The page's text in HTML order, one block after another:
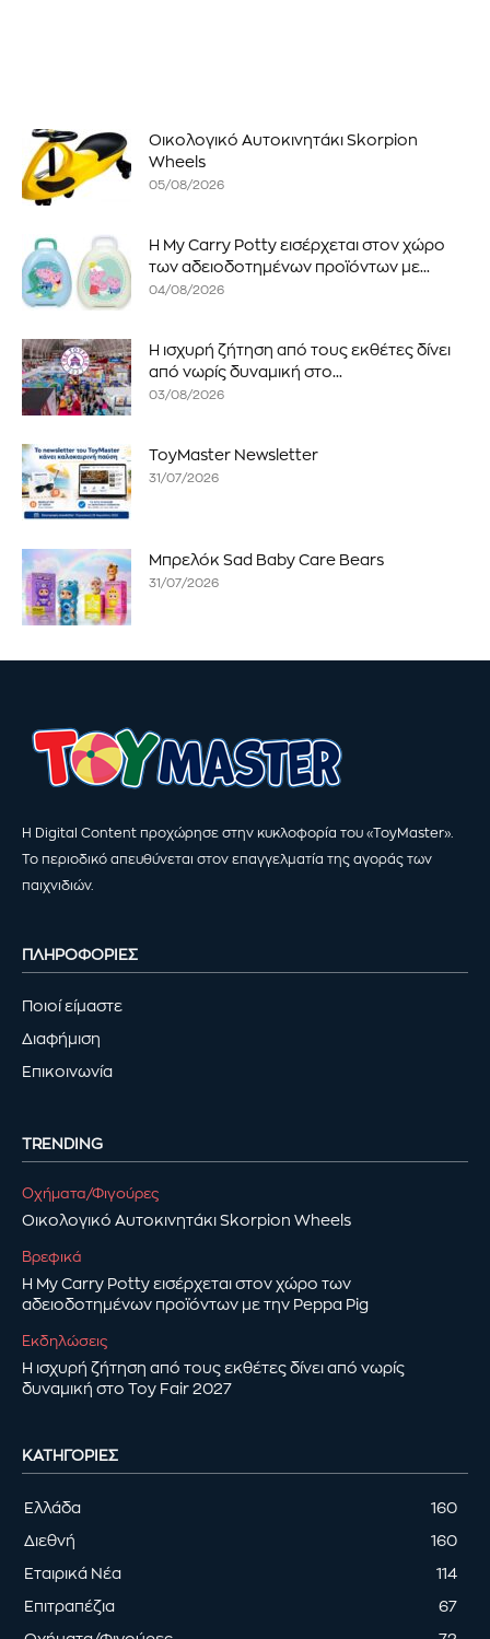
Οικολογικό Αυτοκινητάκι Skorpion
Wheels
05/08/2026
Η My Carry Potty εισέρχεται στον χώρο
των αδειοδοτημένων προϊόντων με...
04/08/2026
Η ισχυρή ζήτηση από τους εκθέτες δίνει
από νωρίς δυναμική στο...
03/08/2026
ToyMaster Newsletter
31/07/2026
Μπρελόκ Sad Baby Care Bears
31/07/2026
Η Digital Content προχώρησε στην κυκλοφορία του «ToyMaster».
Το περιοδικό απευθύνεται στον επαγγελματία της αγοράς των
παιχνιδιών.
ΠΛΗΡΟΦΟΡΙΕΣ
Ποιοί είμαστε
Διαφήμιση
Επικοινωνία
TRENDING
Οχήματα/Φιγούρες
Οικολογικό Αυτοκινητάκι Skorpion Wheels
Βρεφικά
Η My Carry Potty εισέρχεται στον χώρο των
αδειοδοτημένων προϊόντων με την Peppa Pig
Εκδηλώσεις
Η ισχυρή ζήτηση από τους εκθέτες δίνει από νωρίς
δυναμική στο Toy Fair 2027
ΚΑΤΗΓΟΡΊΕΣ
Ελλάδα 160
Διεθνή 160
Εταιρικά Νέα 114
Επιτραπέζια 67